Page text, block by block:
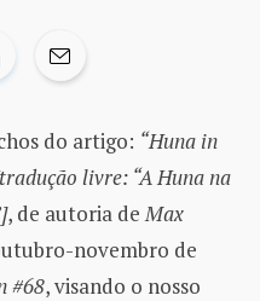
do artigo: “Huna in
livre: “A Huna na
, de autoria deMax
novembro de
#68, visando o nosso